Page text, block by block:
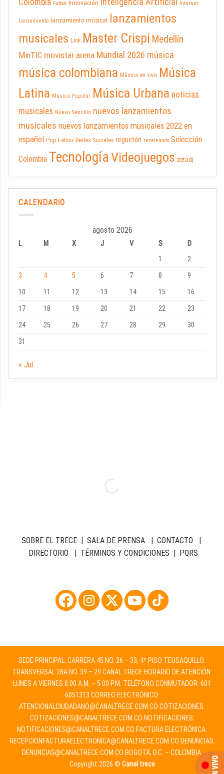
Colombia Futbol Innovación Internet
Lanzamiento lanzamiento musical
lanzamientos
musicales Link Master Crispi Medellín
MinTIC movistar arena Mundial 2026 música
música colombiana Música en vivo Música
Latina Música Popular Música Urbana noticias
musicales Nuevo Sencillo nuevos lanzamientos
musicales nuevos lanzamientos musicales 2022 en
español Pop Latino Redes Sociales reguetón rezeteando Selección
Colombia TecnologíaVideojuegos zetadj
CALENDARIO
agosto 2026
L M X J V S
D
1
2
3
4 5 6 7 8
9
10
11 12 13 14 15
16
17
18 19 20 21 22
23
24
25 26 27 28 29
30
31
« Jul
SOBRE EL TRECE| SALA DE PRENSA| CONTACTO |
DIRECTORIO | TÉRMINOS Y CONDICIONES | PQRS
SEDE PRINCIPAL: CARRERA 45 NO. 26 – 33, 4º PISO TEUSAQUILLO:
TRANSVERSAL 28A NO. 39 – 29 CANAL TRECE HORARIO DE ATENCIÓN:
LUNES A VIERNES 8:00 A.M. – 5:00 P.M. TELÉFONO CONMUTADOR: 601
6051313 CORREO ELECTRÓNICO:
ATENCIONALCIUDADANO@CANALTRECE.COM.CO COTIZACIONES:
COTIZACIONES@CANALTRECE.COM.CO NOTIFICACIONES:
NOTIFICACIONES@CANALTRECE.COM.CO FACTURA ELECTRÓNICA:
RECEPCIONFACTURAELECTRONICA@CANALTRECE.COM.CO DENUNCIAS:
DENUNCIAS@CANALTRECE.COM.CO BOGOTÁ, D.C. – COLOMBIA.
Copyright 2026 © Canal trece